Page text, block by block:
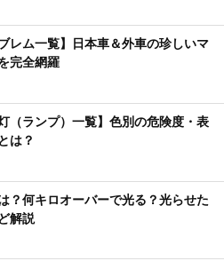
レム一覧】日本車＆外車の珍しいマ
完全網羅
（ランプ）一覧】色別の危険度・表
は？
？何キロオーバーで光る？光らせた
解説